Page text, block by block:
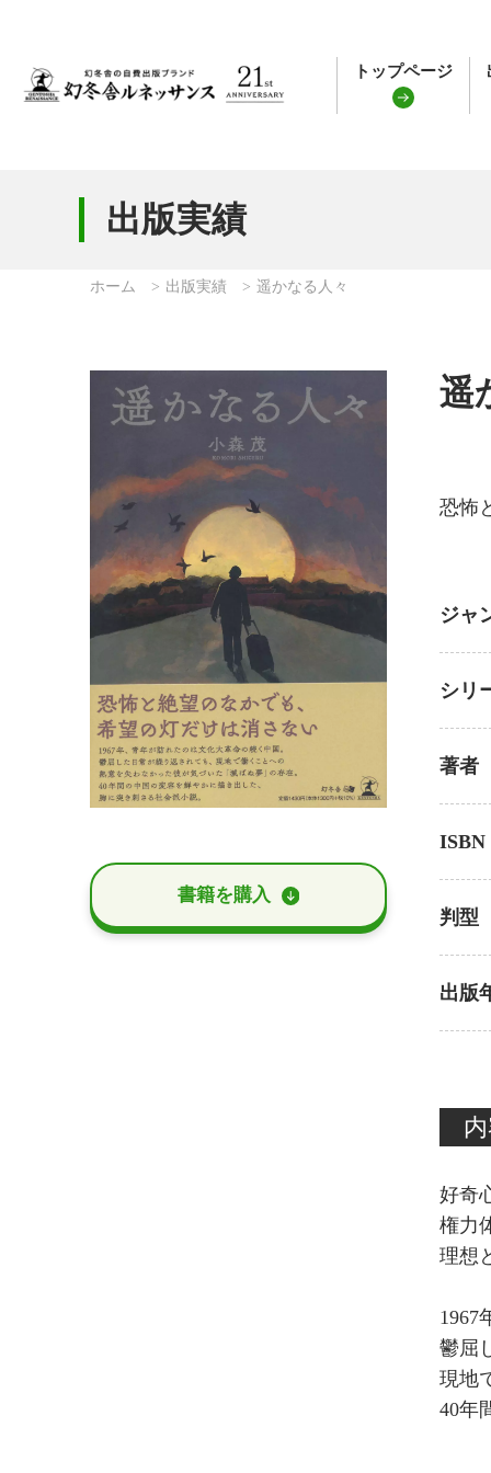
トップページ
出版実績
ホーム 出版実績 遥かなる人々
書籍を購⼊
遥
恐怖
ジャ
シリ
著者
ISBN
判型
出版
好奇
権力
理想
1967
鬱屈
現地
40年